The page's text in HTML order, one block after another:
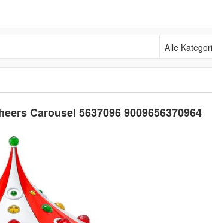
Alle Kategorien
Carousel 5637096 9009656370964